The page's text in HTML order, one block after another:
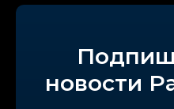
новости